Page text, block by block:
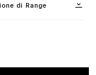
di Range